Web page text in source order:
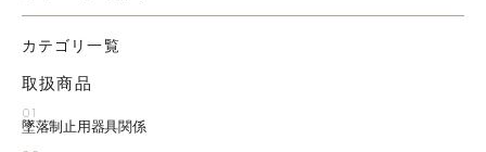
カテゴリ一覧
取扱商品
01
墜落制止用器具関係